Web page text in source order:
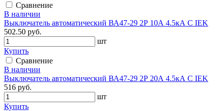
Сравнение
В наличии
Выключатель автоматический ВА47-29 2Р 10А 4.5кА С IEK
502.50 руб.
шт
Купить
Сравнение
В наличии
Выключатель автоматический ВА47-29 2Р 20А 4.5кА С IEK
516 руб.
шт
Купить